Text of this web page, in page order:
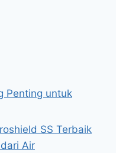
Penting untuk
SS Terbaik
Air